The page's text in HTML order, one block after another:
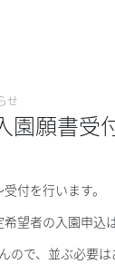
せ
願書受
付を行います。
望者の入園申込
で、並ぶ必要は